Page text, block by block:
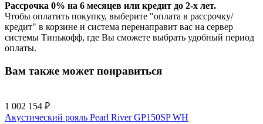
Рассрочка 0% на 6 месяцев или кредит до 2-х лет.
Чтобы оплатить покупку, выберите "оплата в рассрочку/
кредит" в корзине и система перенаправит вас на сервер
системы Тинькофф, где Вы сможете выбрать удобный период
оплаты.
Вам также может понравиться
1 002 154 ₽
Акустический рояль Pearl River GP150SP WH